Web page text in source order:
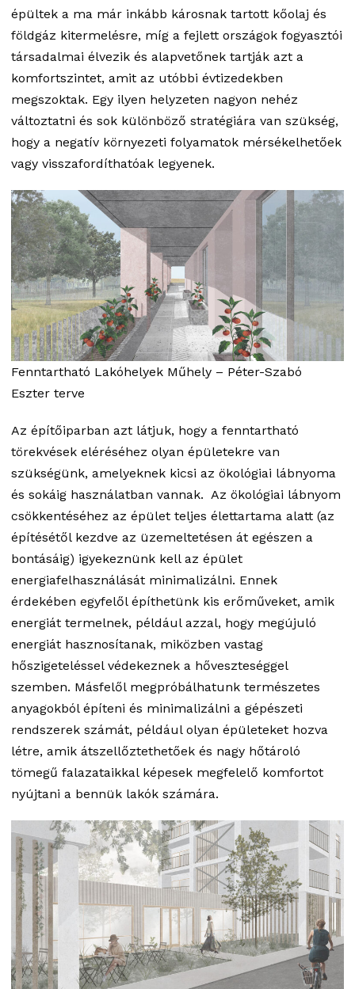
épültek a ma már inkább károsnak tartott kőolaj és
földgáz kitermelésre, míg a fejlett országok fogyasztói
társadalmai élvezik és alapvetőnek tartják azt a
komfortszintet, amit az utóbbi évtizedekben
megszoktak. Egy ilyen helyzeten nagyon nehéz
változtatni és sok különböző stratégiára van szükség,
hogy a negatív környezeti folyamatok mérsékelhetőek
vagy visszafordíthatóak legyenek.
Fenntartható Lakóhelyek Műhely – Péter-Szabó
Eszter terve
Az építőiparban azt látjuk, hogy a fenntartható
törekvések eléréséhez olyan épületekre van
szükségünk, amelyeknek kicsi az ökológiai lábnyoma
és sokáig használatban vannak. Az ökológiai lábnyom
csökkentéséhez az épület teljes élettartama alatt (az
építésétől kezdve az üzemeltetésen át egészen a
bontásáig) igyekeznünk kell az épület
energiafelhasználását minimalizálni. Ennek
érdekében egyfelől építhetünk kis erőműveket, amik
energiát termelnek, például azzal, hogy megújuló
energiát hasznosítanak, miközben vastag
hőszigeteléssel védekeznek a hőveszteséggel
szemben. Másfelől megpróbálhatunk természetes
anyagokból építeni és minimalizálni a gépészeti
rendszerek számát, például olyan épületeket hozva
létre, amik átszellőztethetőek és nagy hőtároló
tömegű falazataikkal képesek megfelelő komfortot
nyújtani a bennük lakók számára.